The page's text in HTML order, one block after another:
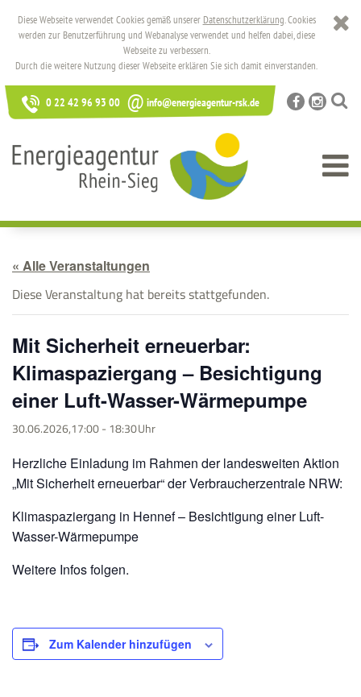
0 22 42 96 93 00 @ info@energieagentur-rsk.de
« Alle Veranstaltungen
Diese Veranstaltung hat bereits stattgefunden.
Mit Sicherheit erneuerbar:
Klimaspaziergang – Besichtigung
einer Luft-Wasser-Wärmepumpe
30.06.2026,17:00- 18:30
Herzliche Einladung im Rahmen der landesweiten Aktion
„Mit Sicherheit erneuerbar“ der Verbraucherzentrale NRW:
Klimaspaziergang in Hennef – Besichtigung einer Luft-
Wasser-Wärmepumpe
Weitere Infos folgen.
Zum Kalender hinzufügen
Diese Webseite verwendet Cookies gemäß unserer Datenschutzerklärung. Cookies
werden zur Benutzerführung und Webanalyse verwendet und helfen dabei, diese
Webseite zu verbessern.
Durch die weitere Nutzung dieser Webseite erklären Sie sich damit einverstanden.